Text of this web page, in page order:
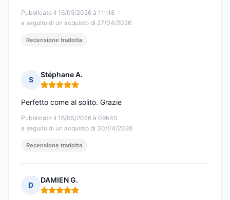
Pubblicato il 16/05/2026 à 11h18
a seguito di un acquisto di 27/04/2026
Recensione tradotta
S
Stéphane A.
Nota: 5 su 5
Pubblicato il 16/05/2026 à 09h45
a seguito di un acquisto di 30/04/2026
Perfetto come al solito. Grazie
Recensione tradotta
D
DAMIEN G.
Nota: 5 su 5